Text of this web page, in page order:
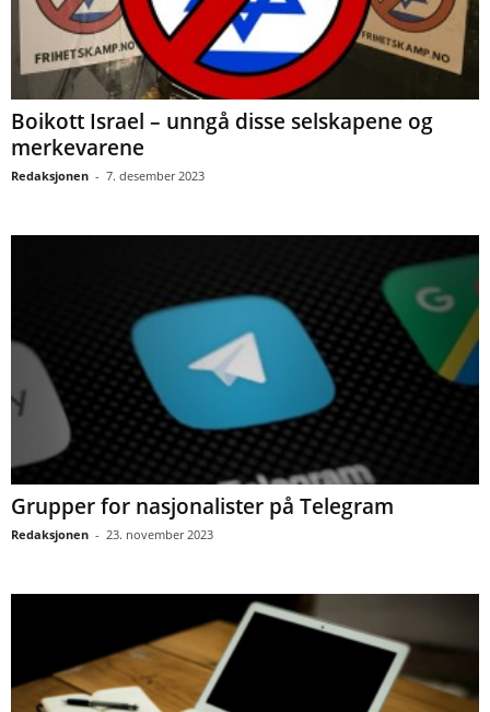
Boikott Israel – unngå disse selskapene og
merkevarene
Redaksjonen - 7. desember 2023
Grupper for nasjonalister på Telegram
Redaksjonen - 23. november 2023